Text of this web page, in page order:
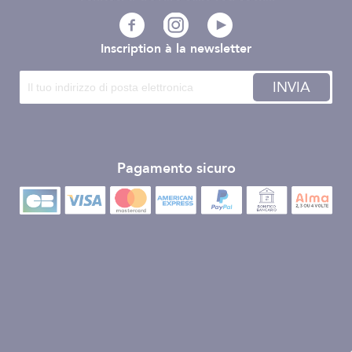
Inscription à la newsletter
INVIA
Pagamento sicuro